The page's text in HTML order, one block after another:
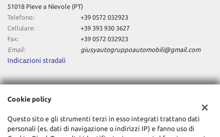
51018 Pieve a Nievole (PT)
Telefono:
+39 0572 032923
Cellulare:
+39 393 930 3627
Fax:
+39 0572 032923
Email:
giusyautogruppoautomobili@gmail.com
Indicazioni stradali
Dati fiscali:
Via Empolese, 77, Pieve a Nievole (PT)
C.F/P.IVA:01831850472
Cookie policy
Questo sito e gli strumenti terzi in esso integrati trattano dati
personali (es. dati di navigazione o indirizzi IP) e fanno uso di